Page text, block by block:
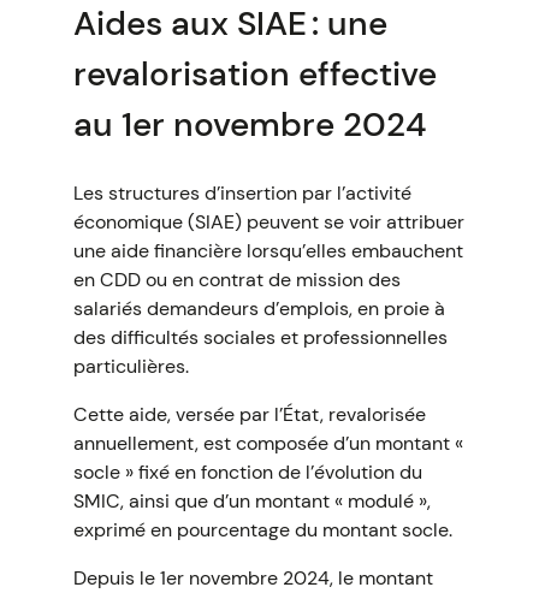
Aides aux SIAE : une
revalorisation effective
au 1er novembre 2024
Les structures d’insertion par l’activité
économique (SIAE) peuvent se voir attribuer
une aide financière lorsqu’elles embauchent
en CDD ou en contrat de mission des
salariés demandeurs d’emplois, en proie à
des difficultés sociales et professionnelles
particulières.
Cette aide, versée par l’État, revalorisée
annuellement, est composée d’un montant «
socle » fixé en fonction de l’évolution du
SMIC, ainsi que d’un montant « modulé »,
exprimé en pourcentage du montant socle.
Depuis le 1er novembre 2024, le montant